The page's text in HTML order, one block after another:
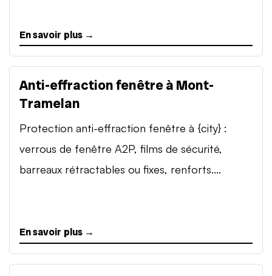
En savoir plus →
Anti-effraction fenêtre à Mont-
Tramelan
Protection anti-effraction fenêtre à {city} :
verrous de fenêtre A2P, films de sécurité,
barreaux rétractables ou fixes, renforts....
En savoir plus →